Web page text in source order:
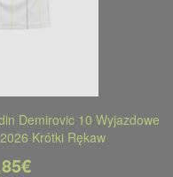
Demirovic 10 Wyjazdowe
Krótki Rękaw